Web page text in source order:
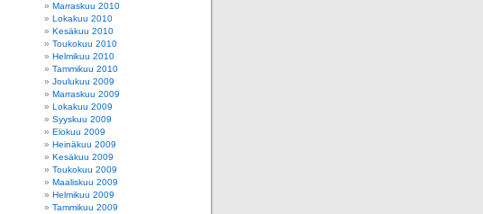
Marraskuu 2010
Lokakuu 2010
Kesäkuu 2010
Toukokuu 2010
Helmikuu 2010
Tammikuu 2010
Joulukuu 2009
Marraskuu 2009
Lokakuu 2009
Syyskuu 2009
Elokuu 2009
Heinäkuu 2009
Kesäkuu 2009
Toukokuu 2009
Maaliskuu 2009
Helmikuu 2009
Tammikuu 2009